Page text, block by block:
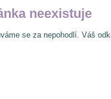
neexistuje
se za nepohodlí. Váš